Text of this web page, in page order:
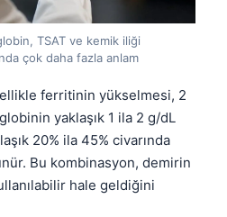
TSAT ve kemik iliği
çok daha fazla anlam
ferritinin yükselmesi, 2
yaklaşık 1 ila 2 g/dL
20% ila 45% civarında
Bu kombinasyon, demirin
hale geldiğini